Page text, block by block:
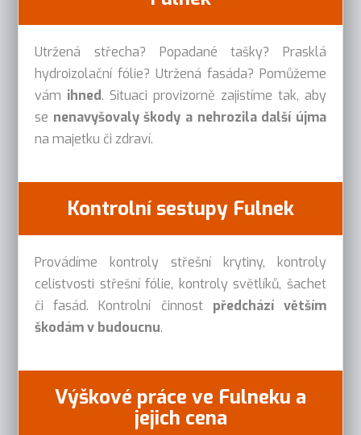
Utržená střecha? Popadané tašky? Prasklá
hydroizolační fólie? Utržená fasáda? Pomůžeme
vám ihned. Situaci provizorně zajistíme tak, aby
se nenavyšovaly škody a nehrozila další újma
na majetku či zdraví.
Kontrolní sestupy Fulnek
Provádíme kontroly střešní krytiny, kontroly
celistvosti střešní fólie, kontroly světlíků, šachet
či fasád. Kontrolní činnost předchází větším
škodám v budoucnu.
Výškové práce ve Fulneku a
jejich cena